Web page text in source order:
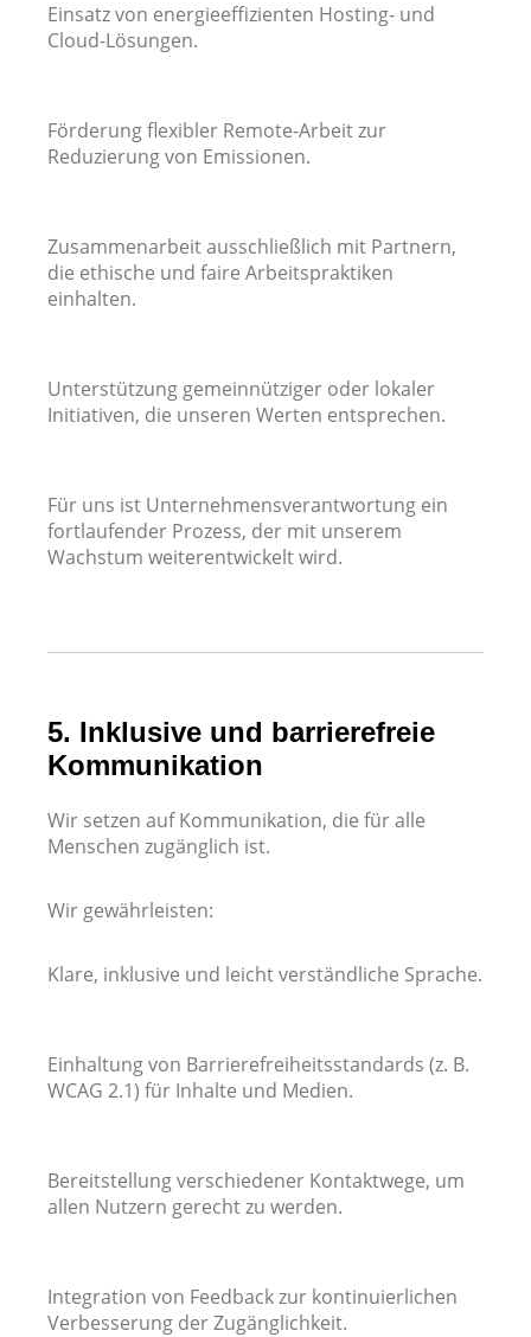
Einsatz von energieeffizienten Hosting- und
Cloud-Lösungen.
Förderung flexibler Remote-Arbeit zur
Reduzierung von Emissionen.
Zusammenarbeit ausschließlich mit Partnern,
die ethische und faire Arbeitspraktiken
einhalten.
Unterstützung gemeinnütziger oder lokaler
Initiativen, die unseren Werten entsprechen.
Für uns ist Unternehmensverantwortung ein
fortlaufender Prozess, der mit unserem
Wachstum weiterentwickelt wird.
5. Inklusive und barrierefreie
Kommunikation
Wir setzen auf Kommunikation, die für alle
Menschen zugänglich ist.
Wir gewährleisten:
Klare, inklusive und leicht verständliche Sprache.
Einhaltung von Barrierefreiheitsstandards (z. B.
WCAG 2.1) für Inhalte und Medien.
Bereitstellung verschiedener Kontaktwege, um
allen Nutzern gerecht zu werden.
Integration von Feedback zur kontinuierlichen
Verbesserung der Zugänglichkeit.